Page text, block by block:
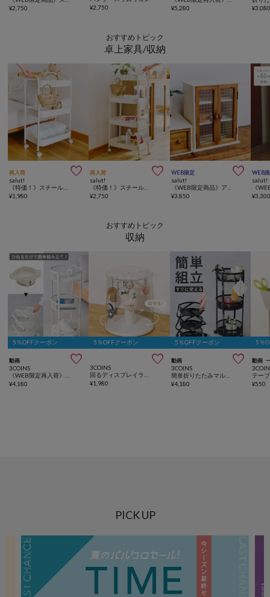
¥2,750
¥2,750
¥5,280 ¥
おすすめトピック
卓上家具/収納
再入荷 
salut!
¥1,980
再入荷 
salut!
¥2,750
WEB限定 
salut!
¥3,850
WEB
salut!
¥
おすすめトピック
収納
5％OFFクーポン
動画 
3COINS
¥4,180
5％OFFクーポン

3COINS
¥1,980
5％OFFクーポン
動画 
3COINS
簡単折りたたみマルチ収納
¥4,180
5％
動画
¥550
PICK UP